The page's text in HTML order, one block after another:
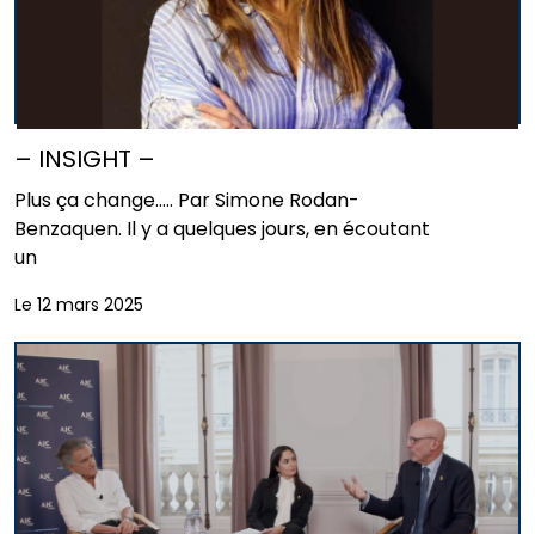
– INSIGHT –
Plus ça change….. Par Simone Rodan-
Benzaquen. Il y a quelques jours, en écoutant
un
Le 12 mars 2025